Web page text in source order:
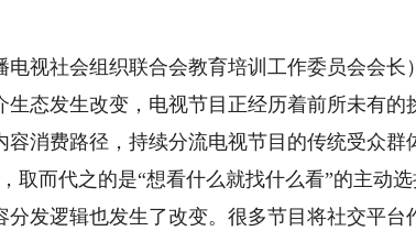
社会组织联合会教育培训工作委员会会长）
发生改变，电视节目正经历着前所未有的
容消费路径，持续分流电视节目的传统受众群
取而代之的是“想看什么就找什么看”的主动
分发逻辑也发生了改变。很多节目将社交平台